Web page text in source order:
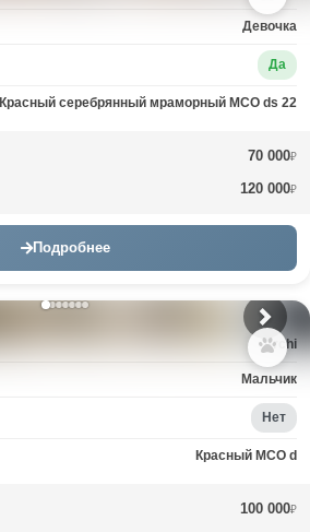
Девочка
Да
Красный серебрянный мраморный MCO ds 22
70 000₽
120 000₽
Подробнее
Archi
Мальчик
Нет
Красный MCO d
100 000₽